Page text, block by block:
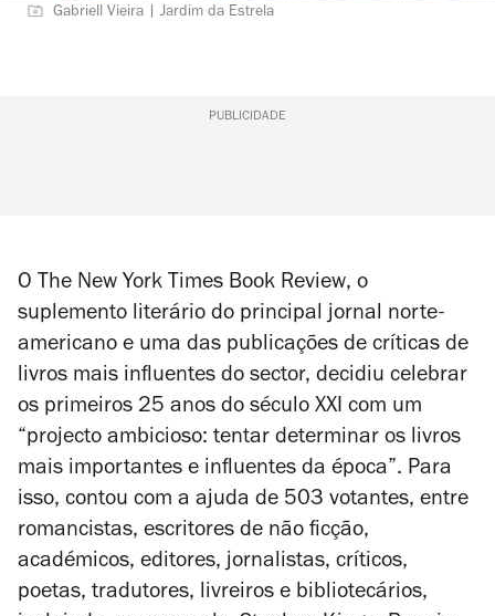
Gabriell Vieira | Jardim da Estrela
PUBLICIDADE
O The New York Times Book Review, o
suplemento literário do principal jornal norte-
americano e uma das publicações de críticas de
livros mais influentes do sector, decidiu celebrar
os primeiros 25 anos do século XXI com um
“projecto ambicioso: tentar determinar os livros
mais importantes e influentes da época”. Para
isso, contou com a ajuda de 503 votantes, entre
romancistas, escritores de não ficção,
académicos, editores, jornalistas, críticos,
poetas, tradutores, livreiros e bibliotecários,